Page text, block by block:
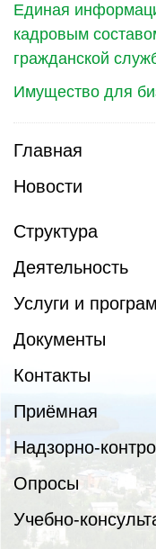
Единая
кадровым
гражданской
Имущество для
Главная
Новости
Структура
Деятельность
Услуги и
Документы
Контакты
Приёмная
Надзорно-
Опросы
Учебно-